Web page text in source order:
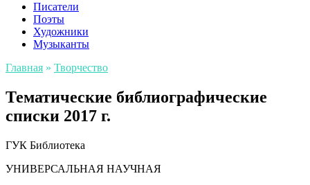
Писатели
Поэты
Художники
Музыканты
Главная » Творчество
Тематические библиографические
списки 2017 г.
ГУК Библиотека
УНИВЕРСАЛЬНАЯ НАУЧНАЯ